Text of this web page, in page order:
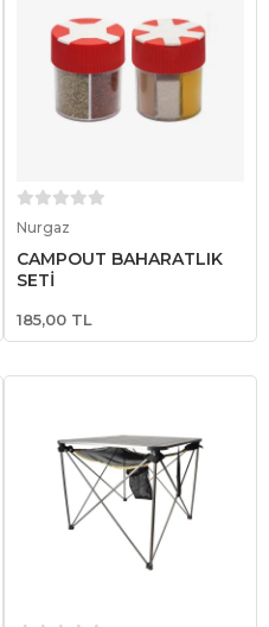
Nurgaz
CAMPOUT BAHARATLIK
SETİ
185,00 TL